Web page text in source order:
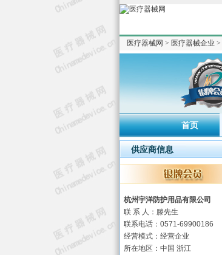
医疗器械网 > 医疗器械企业 >
首页
供应商信息
杭州宇洋防护用品有限公司
联 系 人：滕先生
联系电话：0571-69900186
经营模式：经营企业
所在地区：中国 浙江